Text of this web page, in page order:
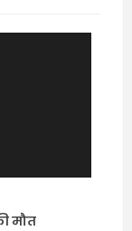
मौत